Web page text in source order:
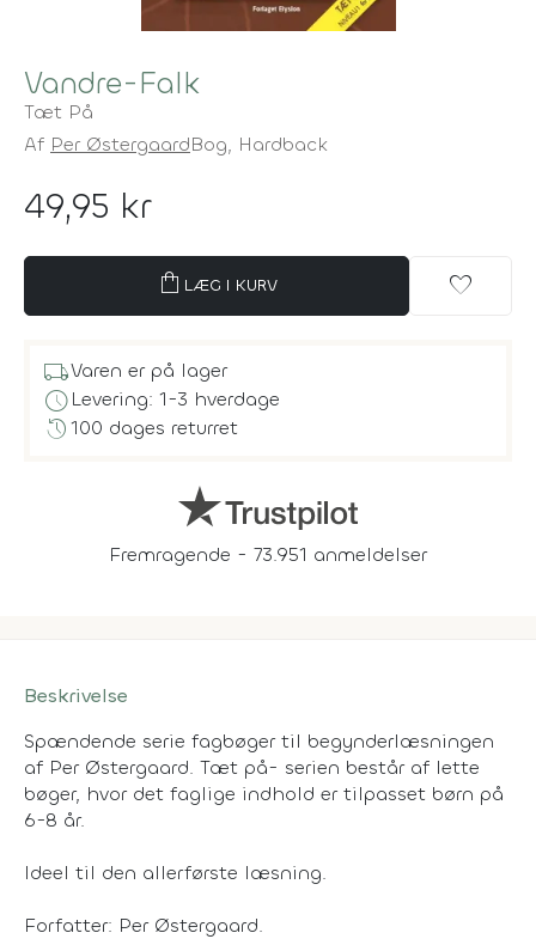
Vandre-Falk
Tæt På
Af Per ØstergaardBog, Hardback
49,95 kr
shopping_bag LÆG I KURV favorite
local_shippingVaren er på lager
scheduleLevering: 1-3 hverdage
history100 dages returret
Fremragende - 73.951 anmeldelser
Beskrivelse
Spændende serie fagbøger til begynderlæsningen
af Per Østergaard. Tæt på- serien består af lette
bøger, hvor det faglige indhold er tilpasset børn på
6-8 år.
Ideel til den allerførste læsning.
Forfatter: Per Østergaard.